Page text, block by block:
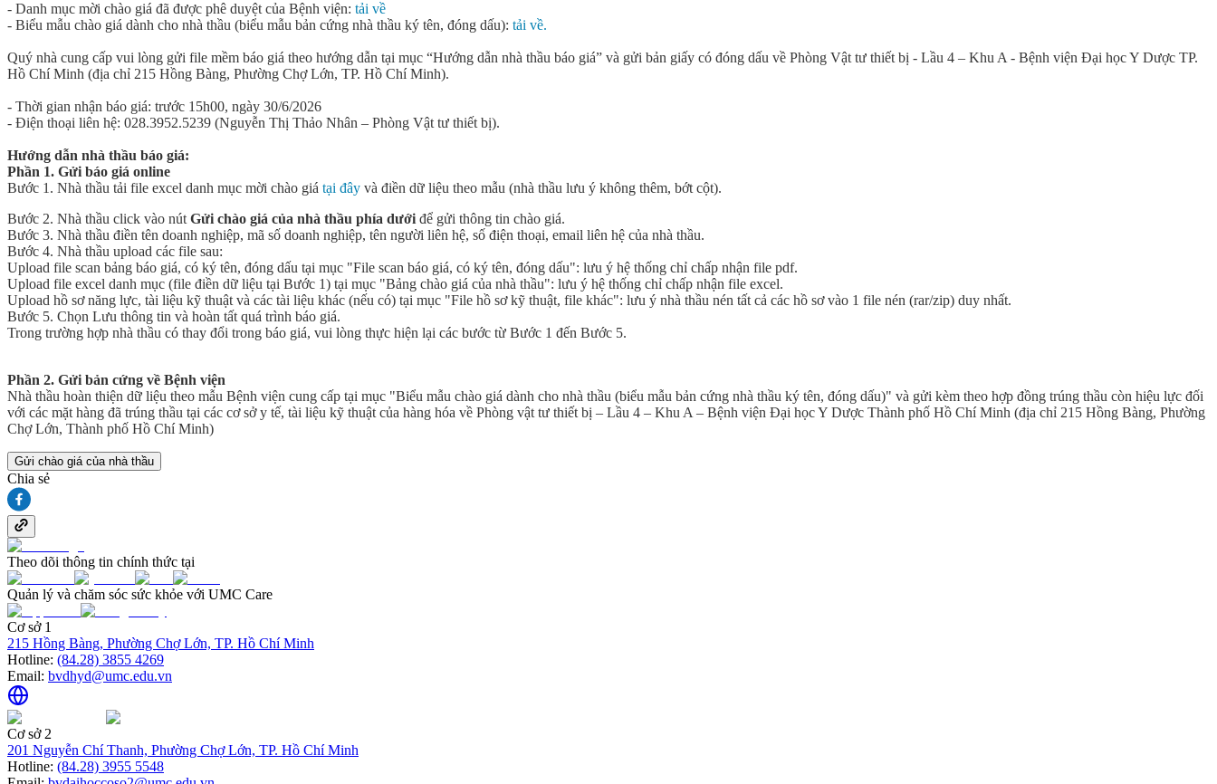
- Danh mục mời chào giá đã được phê duyệt của Bệnh viện: tải về
- Biểu mẫu chào giá dành cho nhà thầu (biểu mẫu bản cứng nhà thầu ký tên, đóng dấu): tải về.
Quý nhà cung cấp vui lòng gửi file mềm báo giá theo hướng dẫn tại mục “Hướng dẫn nhà thầu báo giá” và gửi bản giấy có đóng dấu về Phòng Vật tư thiết bị - Lầu 4 – Khu A - Bệnh viện Đại học Y Dược TP.
Hồ Chí Minh (địa chỉ 215 Hồng Bàng, Phường Chợ Lớn, TP. Hồ Chí Minh).
- Thời gian nhận báo giá: trước 15h00, ngày 30/6/2026
- Điện thoại liên hệ: 028.3952.5239 (Nguyễn Thị Thảo Nhân – Phòng Vật tư thiết bị).
Hướng dẫn nhà thầu báo giá:
Phần 1. Gửi báo giá online
Bước 1. Nhà thầu tải file excel danh mục mời chào giá tại đây và điền dữ liệu theo mẫu (nhà thầu lưu ý không thêm, bớt cột).
Bước 2. Nhà thầu click vào nút Gửi chào giá của nhà thầu phía dưới để gửi thông tin chào giá.
Bước 3. Nhà thầu điền tên doanh nghiệp, mã số doanh nghiệp, tên người liên hệ, số điện thoại, email liên hệ của nhà thầu.
Bước 4. Nhà thầu upload các file sau:
Upload file scan bảng báo giá, có ký tên, đóng dấu tại mục "File scan báo giá, có ký tên, đóng dấu": lưu ý hệ thống chỉ chấp nhận file pdf.
Upload file excel danh mục (file điền dữ liệu tại Bước 1) tại mục "Bảng chào giá của nhà thầu": lưu ý hệ thống chỉ chấp nhận file excel.
Upload hồ sơ năng lực, tài liệu kỹ thuật và các tài liệu khác (nếu có) tại mục "File hồ sơ kỹ thuật, file khác": lưu ý nhà thầu nén tất cả các hồ sơ vào 1 file nén (rar/zip) duy nhất.
Bước 5. Chọn Lưu thông tin và hoàn tất quá trình báo giá.
Trong trường hợp nhà thầu có thay đổi trong báo giá, vui lòng thực hiện lại các bước từ Bước 1 đến Bước 5.
Phần 2. Gửi bản cứng về Bệnh viện
Nhà thầu hoàn thiện dữ liệu theo mẫu Bệnh viện cung cấp tại mục "Biểu mẫu chào giá dành cho nhà thầu (biểu mẫu bản cứng nhà thầu ký tên, đóng dấu)" và gửi kèm theo hợp đồng trúng thầu còn hiệu lực đối
với các mặt hàng đã trúng thầu tại các cơ sở y tế, tài liệu kỹ thuật của hàng hóa về Phòng vật tư thiết bị – Lầu 4 – Khu A – Bệnh viện Đại học Y Dược Thành phố Hồ Chí Minh (địa chỉ 215 Hồng Bàng, Phường
Chợ Lớn, Thành phố Hồ Chí Minh)
Gửi chào giá của nhà thầu
Chia sẻ
Theo dõi thông tin chính thức tại
Quản lý và chăm sóc sức khỏe với UMC Care
Cơ sở 1
215 Hồng Bàng, Phường Chợ Lớn, TP. Hồ Chí Minh
Hotline: (84.28) 3855 4269
Email: bvdhyd@umc.edu.vn
Cơ sở 2
201 Nguyễn Chí Thanh, Phường Chợ Lớn, TP. Hồ Chí Minh
Hotline: (84.28) 3955 5548